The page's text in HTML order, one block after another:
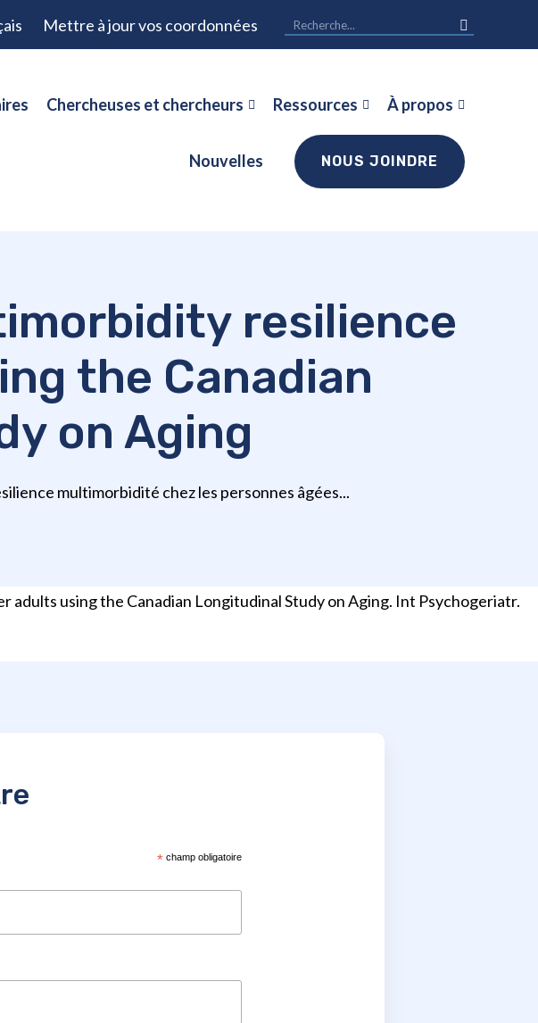
Mettre à jour vos coordonnées
Chercheuses et chercheurs Ressources À propos
Nouvelles NOUS JOINDRE
resilience
the Canadian
on Aging
multimorbidité chez les personnes âgées...
using the Canadian Longitudinal Study on Aging. Int Psychogeriatr.
* champ obligatoire